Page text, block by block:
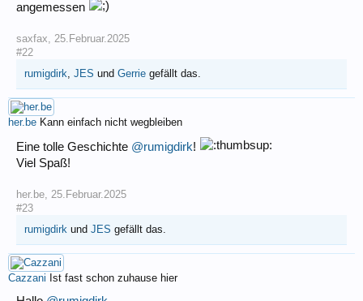
angemessen
saxfax, 25.Februar.2025
#22
rumigdirk, JES und Gerrie gefällt das.
her.be Kann einfach nicht wegbleiben
Eine tolle Geschichte @rumigdirk!
Viel Spaß!
her.be, 25.Februar.2025
#23
rumigdirk und JES gefällt das.
Cazzani Ist fast schon zuhause hier